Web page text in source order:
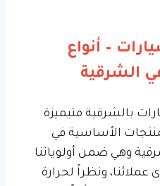
– أنواع
الشرقية
بالشرقية متيميزة
الأساسية في
وهي ضمن أولوياتنا
عملائنا، ونظراً لحرارة